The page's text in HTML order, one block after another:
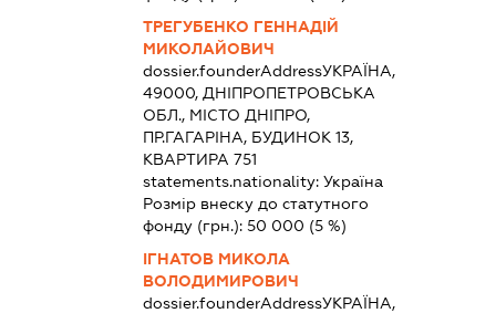
ТРЕГУБЕНКО ГЕННАДІЙ
МИКОЛАЙОВИЧ
dossier.founderAddressУКРАЇНА,
49000, ДНІПРОПЕТРОВСЬКА
ОБЛ., МІСТО ДНІПРО,
ПР.ГАГАРІНА, БУДИНОК 13,
КВАРТИРА 751
statements.nationality:Україна
Розмір внеску до статутного
фонду (грн.):50 000 (5 %)
ІГНАТОВ МИКОЛА
ВОЛОДИМИРОВИЧ
dossier.founderAddressУКРАЇНА,